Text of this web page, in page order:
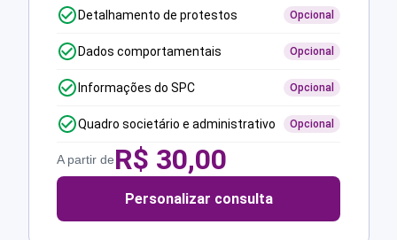
Detalhamento de protestos Opcional
Dados comportamentais Opcional
Informações do SPC Opcional
Quadro societário e administrativo Opcional
A partir deR$ 30,00
Personalizar consulta